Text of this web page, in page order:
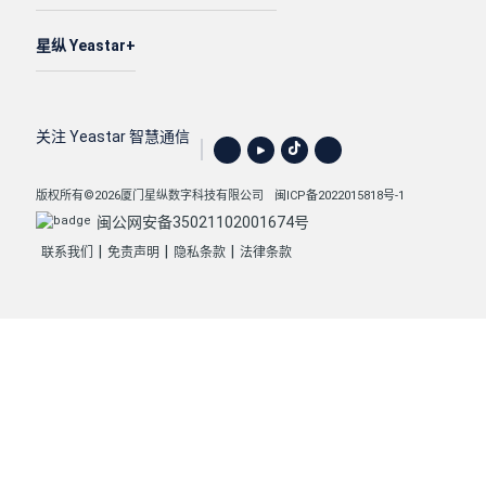
星纵 Yeastar
关注 Yeastar 智慧通信
版权所有©2026厦门星纵数字科技有限公司 闽ICP备2022015818号-1
闽公网安备35021102001674号
联系我们 免责声明 隐私条款 法律条款